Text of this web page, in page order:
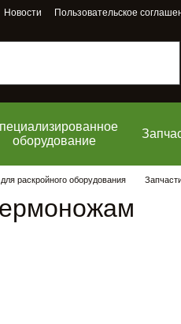
Новости Пользовательское
оборудование
раскройного оборудования